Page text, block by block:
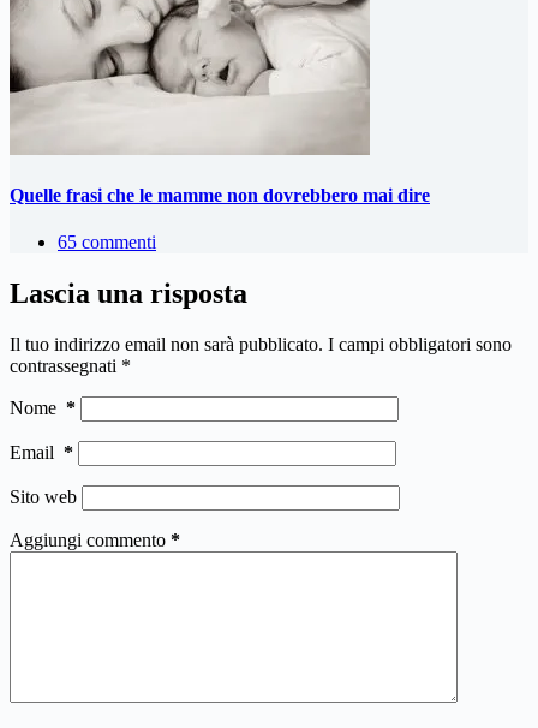
Quelle frasi che le mamme non dovrebbero mai dire
65 commenti
Lascia una risposta
Il tuo indirizzo email non sarà pubblicato. I campi obbligatori sono
contrassegnati *
Nome *
Email *
Sito web
Aggiungi commento *